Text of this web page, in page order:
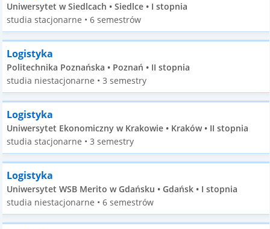
Uniwersytet w Siedlcach • Siedlce • I stopnia
studia stacjonarne • 6 semestrów
Logistyka
Politechnika Poznańska • Poznań • II stopnia
studia niestacjonarne • 3 semestry
Logistyka
Uniwersytet Ekonomiczny w Krakowie • Kraków • II stopnia
studia stacjonarne • 3 semestry
Logistyka
Uniwersytet WSB Merito w Gdańsku • Gdańsk • I stopnia
studia niestacjonarne • 6 semestrów